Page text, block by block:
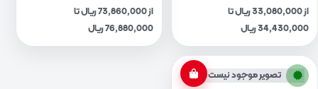
از 33,080,000 ریال تا
34,430,000 ریال
از 73,860,000 ریال تا
76,880,000 ریال
تصویر موجود نیست